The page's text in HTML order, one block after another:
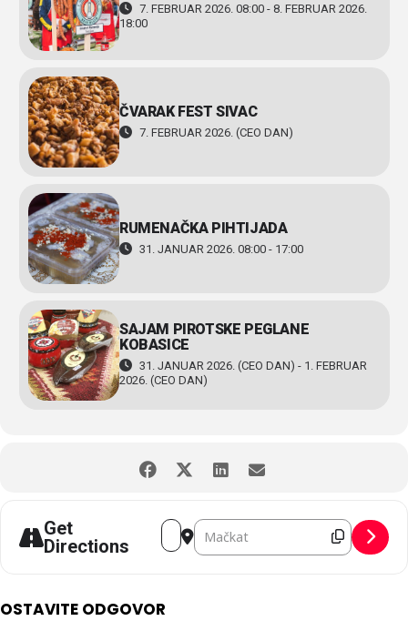
7. FEBRUAR 2026. 08:00 - 8. FEBRUAR 2026.
18:00
ČVARAK FEST SIVAC
7. FEBRUAR 2026. (CEO DAN)
RUMENAČKA PIHTIJADA
31. JANUAR 2026. 08:00 - 17:00
SAJAM PIROTSKE PEGLANE
KOBASICE
31. JANUAR 2026. (CEO DAN) - 1. FEBRUAR
2026. (CEO DAN)
Get
Directions
Address - Pršutijada [qWiXeLsbx]
Destination Address -
OSTAVITE ODGOVOR